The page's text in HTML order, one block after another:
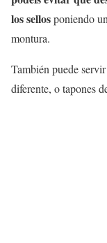
los sellosponiendo un
montura.
También puede
diferente, o tapones